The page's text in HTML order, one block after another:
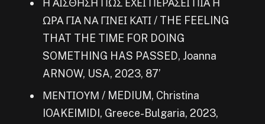
ΩΡΑ ΓΙΑ ΝΑ ΓΙΝΕΙ ΚΑΤΙ / THE FEELING
THAT THE TIME FOR DOING
SOMETHING HAS PASSED, Joanna
ARNOW, USA, 2023, 87’
ΜΕΝΤΙΟΥΜ / MEDIUM, Christina
IOAKEIMIDI, Greece-Bulgaria, 2023,